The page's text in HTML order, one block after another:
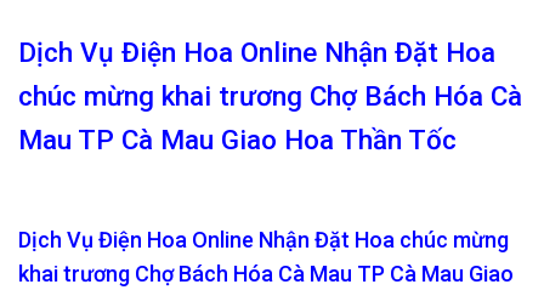
Dịch Vụ Điện Hoa Online Nhận Đặt Hoa
chúc mừng khai trương Chợ Bách Hóa Cà
Mau TP Cà Mau Giao Hoa Thần Tốc
Dịch Vụ Điện Hoa Online Nhận Đặt Hoa chúc mừng
khai trương Chợ Bách Hóa Cà Mau TP Cà Mau Giao